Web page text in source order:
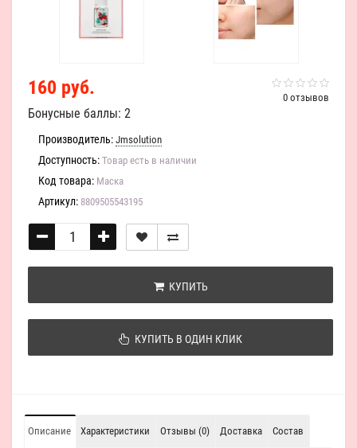
0 отзывов
160 руб.
Бонусные баллы: 2
Производитель: Jmsolution
Доступность: Товар есть в наличии
Код товара: Маска
Артикул: 8809505543195
КУПИТЬ
КУПИТЬ В ОДИН КЛИК
Описание Характеристики Отзывы (0) Доставка Состав